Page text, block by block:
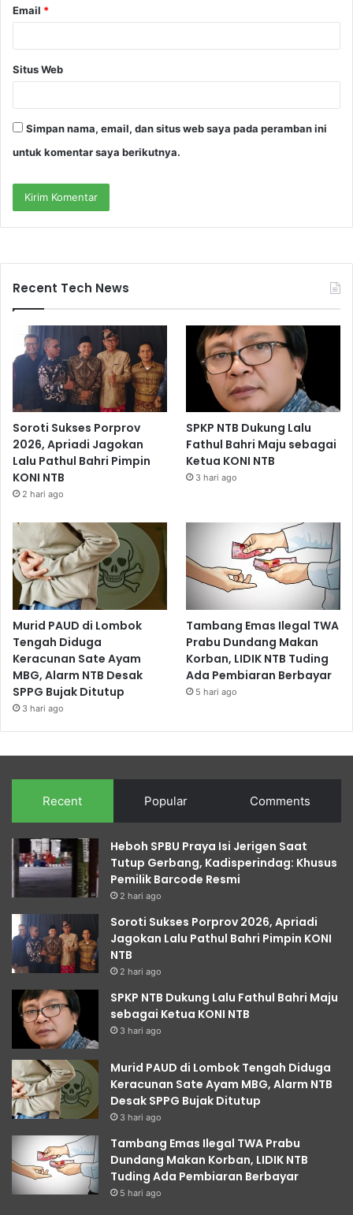
Email *
Situs Web
Simpan nama, email, dan situs web saya pada peramban ini
untuk komentar saya berikutnya.
Recent Tech News
Soroti Sukses Porprov
2026, Apriadi Jagokan
Lalu Pathul Bahri Pimpin
KONI NTB
2 hari ago
SPKP NTB Dukung Lalu
Fathul Bahri Maju sebagai
Ketua KONI NTB
3 hari ago
Murid PAUD di Lombok
Tengah Diduga
Keracunan Sate Ayam
MBG, Alarm NTB Desak
SPPG Bujak Ditutup
3 hari ago
Tambang Emas Ilegal TWA
Prabu Dundang Makan
Korban, LIDIK NTB Tuding
Ada Pembiaran Berbayar
5 hari ago
Recent Popular Comments
Heboh SPBU Praya Isi Jerigen Saat
Tutup Gerbang, Kadisperindag: Khusus
Pemilik Barcode Resmi
2 hari ago
Soroti Sukses Porprov 2026, Apriadi
Jagokan Lalu Pathul Bahri Pimpin KONI
NTB
2 hari ago
SPKP NTB Dukung Lalu Fathul Bahri Maju
sebagai Ketua KONI NTB
3 hari ago
Murid PAUD di Lombok Tengah Diduga
Keracunan Sate Ayam MBG, Alarm NTB
Desak SPPG Bujak Ditutup
3 hari ago
Tambang Emas Ilegal TWA Prabu
Dundang Makan Korban, LIDIK NTB
Tuding Ada Pembiaran Berbayar
5 hari ago